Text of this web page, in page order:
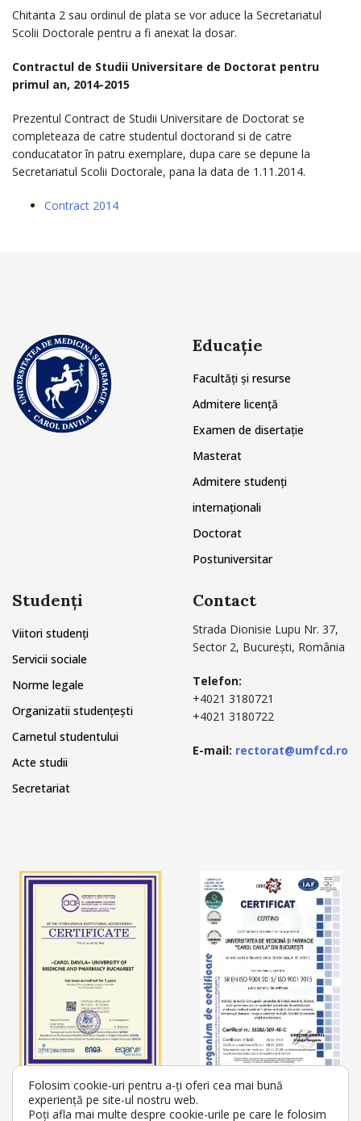
Chitanta 2 sau ordinul de plata se vor aduce la Secretariatul
Scolii Doctorale pentru a fi anexat la dosar.
Contractul de Studii Universitare de Doctorat pentru
primul an, 2014-2015
Prezentul Contract de Studii Universitare de Doctorat se
completeaza de catre studentul doctorand si de catre
conducatator în patru exemplare, dupa care se depune la
Secretariatul Scolii Doctorale, pana la data de 1.11.2014.
Contract 2014
Educație
Facultăți și resurse
Admitere licență
Examen de disertație
Masterat
Admitere studenți
internaționali
Doctorat
Postuniversitar
Studenți
Viitori studenți
Servicii sociale
Norme legale
Organizatii studențești
Carnetul studentului
Acte studii
Secretariat
Contact
Strada Dionisie Lupu Nr. 37,
Sector 2, București, România
Telefon:
+4021 3180721
+4021 3180722
E-mail: rectorat@umfcd.ro
Folosim cookie-uri pentru a-ți oferi cea mai bună
experiență pe site-ul nostru web.
Poți afla mai multe despre cookie-urile pe care le folosim